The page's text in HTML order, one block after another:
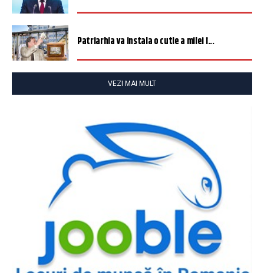
Patriarhia va instala o cutie a milei î...
VEZI MAI MULT